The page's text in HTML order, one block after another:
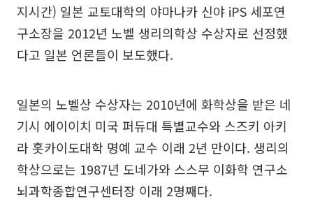
지시간) 일본 교토대학의 야마나카 신야 iPS 세포연
구소장을 2012년 노벨 생리의학상 수상자로 선정했
다고 일본 언론들이 보도했다.
일본의 노벨상 수상자는 2010년에 화학상을 받은 네
기시 에이이치 미국 퍼듀대 특별교수와 스즈키 아키
라 홋카이도대학 명예 교수 이래 2년 만이다. 생리의
학상으로는 1987년 도네가와 스스무 이화학 연구소
뇌과학종합연구센터장 이래 2명째다.